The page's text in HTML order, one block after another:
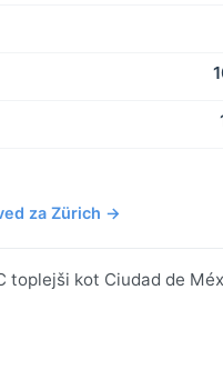
za Zürich →
toplejši kot Ciudad de